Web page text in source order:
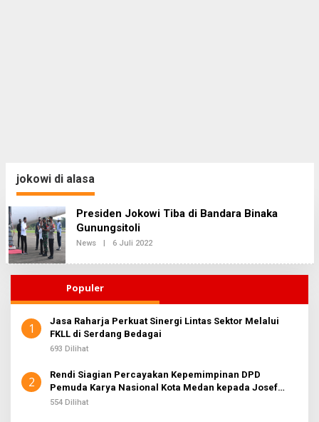
jokowi di alasa
Presiden Jokowi Tiba di Bandara Binaka
Gunungsitoli
News | 6 Juli 2022O
E
H
D
K
S
Populer
1
Jasa Raharja Perkuat Sinergi Lintas Sektor Melalui
FKLL di Serdang Bedagai
693 Dilihat
2
Rendi Siagian Percayakan Kepemimpinan DPD
Pemuda Karya Nasional Kota Medan kepada Josef
Sembiring
554 Dilihat